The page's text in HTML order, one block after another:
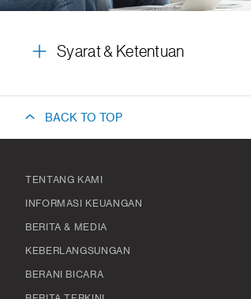
Syarat & Ketentuan
BACK TO TOP
TENTANG KAMI
INFORMASI KEUANGAN
BERITA & MEDIA
KEBERLANGSUNGAN
BERANI BICARA